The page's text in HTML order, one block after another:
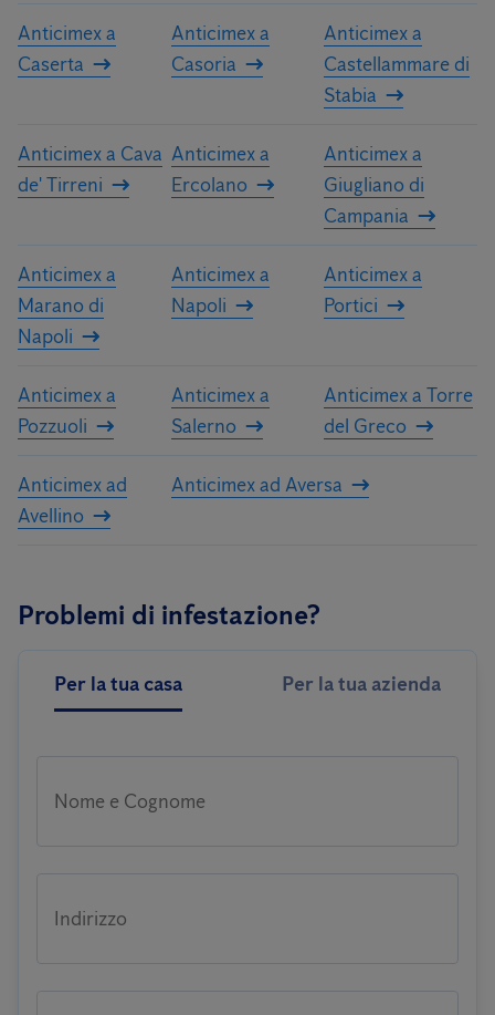
Anticimex a
Caserta
Anticimex a
Casoria
Anticimex a
Castellammare di
Stabia
Anticimex a Cava
de' Tirreni
Anticimex a
Ercolano
Anticimex a
Giugliano di
Campania
Anticimex a
Marano di
Napoli
Anticimex a
Napoli
Anticimex a
Portici
Anticimex a
Pozzuoli
Anticimex a
Salerno
Anticimex a Torre
del Greco
Anticimex ad
Avellino
Anticimex ad Aversa
Problemi di infestazione?
Per la tua casa Per la tua azienda
Nome e Cognome
Indirizzo